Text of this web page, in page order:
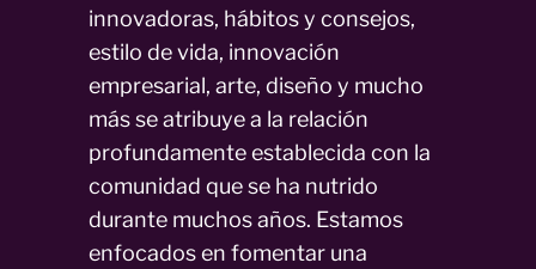
innovadoras, hábitos y consejos,
estilo de vida, innovación
empresarial, arte, diseño y mucho
más se atribuye a la relación
profundamente establecida con la
comunidad que se ha nutrido
durante muchos años. Estamos
enfocados en fomentar una